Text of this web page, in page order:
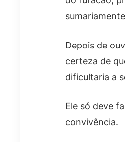
Depois de
certeza de
dificultaria a
Ele só deve
convivência.